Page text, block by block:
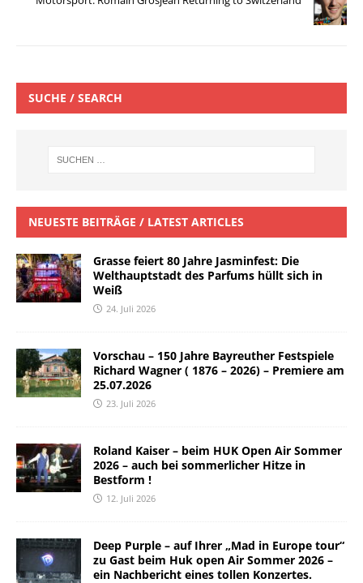
SUCHE / SEARCH
NEUESTE BEITRÄGE / LATEST ARTICLES
Grasse feiert 80 Jahre Jasminfest: Die
Welthauptstadt des Parfums hüllt sich in
Weiß
24. Juli 2026
Vorschau – 150 Jahre Bayreuther Festspiele
Richard Wagner ( 1876 – 2026) – Premiere am
25.07.2026
23. Juli 2026
Roland Kaiser – beim HUK Open Air Sommer
2026 – auch bei sommerlicher Hitze in
Bestform !
12. Juli 2026
Deep Purple – auf Ihrer „Mad in Europe tour“
zu Gast beim Huk open Air Sommer 2026 –
ein Nachbericht eines tollen Konzertes.